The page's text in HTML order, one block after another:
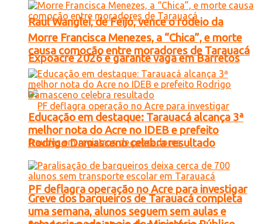
Raul Wanglei, de Feijó, vence o rodeio da
Expoacre 2026 e garante vaga em Barretos
PF deflagra operação no Acre para investigar
Morre Francisca Menezes, a “Chica”, e morte
causa comoção entre moradores de Tarauacá
Educação em destaque: Tarauacá alcança 3ª
melhor nota do Acre no IDEB e prefeito
Rodrigo Damasceno celebra resultado
Greve dos barqueiros de Tarauacá completa
uma semana, alunos seguem sem aulas e